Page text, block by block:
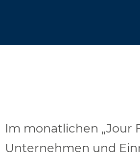
Im monatlichen „Jour
Unternehmen und